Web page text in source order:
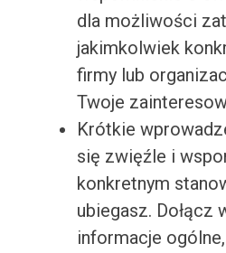
dla możliwości
jakimkolwiek
firmy lub
Twoje
Krótkie
się zwięźle i
konkretnym
ubiegasz. Dołącz
informacje